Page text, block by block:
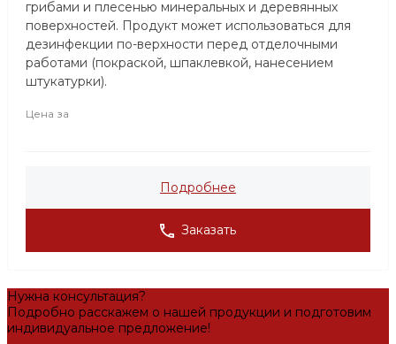
грибами и плесенью минеральных и деревянных
поверхностей. Продукт может использоваться для
дезинфекции по-верхности перед отделочными
работами (покраской, шпаклевкой, нанесением
штукатурки).
Цена за
Подробнее
Заказать
Нужна консультация?
Подробно расскажем о нашей продукции и подготовим
индивидуальное предложение!